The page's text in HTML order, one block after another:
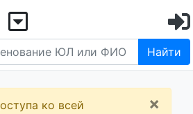
Найти
ко всей
×